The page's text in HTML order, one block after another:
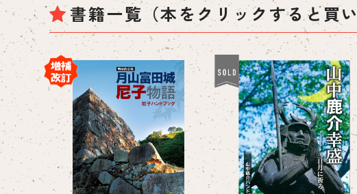
書籍一覧（本をクリックすると買
月山富田城尼子物語 尼子ハ
ンドブック【増補改訂版】
¥880
山中鹿介幸盛（山中鹿介ハ
ドブック）
¥550
SOLD OUT